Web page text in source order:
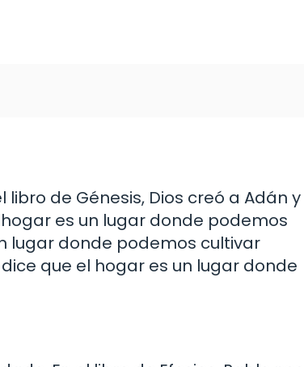
de Génesis, Dios creó a Adán y
es un lugar donde podemos
lugar donde podemos cultivar
que el hogar es un lugar donde